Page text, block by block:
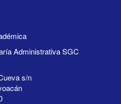
Administrativa SGC
s/n